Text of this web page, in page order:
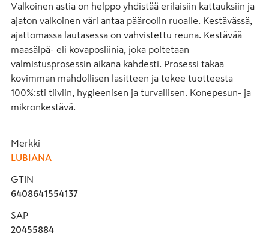
Valkoinen astia on helppo yhdistää erilaisiin kattauksiin ja
ajaton valkoinen väri antaa pääroolin ruoalle. Kestävässä,
ajattomassa lautasessa on vahvistettu reuna. Kestävää
maasälpä- eli kovaposliinia, joka poltetaan
valmistusprosessin aikana kahdesti. Prosessi takaa
kovimman mahdollisen lasitteen ja tekee tuotteesta
100%:sti tiiviin, hygieenisen ja turvallisen. Konepesun- ja
mikronkestävä.
Merkki
LUBIANA
GTIN
6408641554137
SAP
20455884